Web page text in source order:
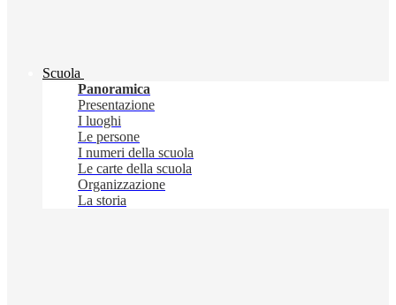
Scuola
Panoramica
Presentazione
I luoghi
Le persone
I numeri della scuola
Le carte della scuola
Organizzazione
La storia